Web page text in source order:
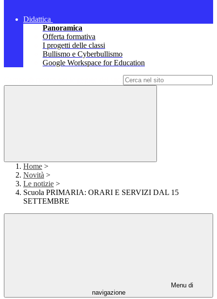
Didattica
Panoramica
Offerta formativa
I progetti delle classi
Bullismo e Cyberbullismo
Google Workspace for Education
Home >
Novità >
Le notizie >
Scuola PRIMARIA: ORARI E SERVIZI DAL 15
SETTEMBRE
Menu di
navigazione